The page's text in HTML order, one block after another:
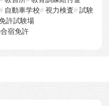
自動車学校 視力検査
試験
許試験場
宿免許